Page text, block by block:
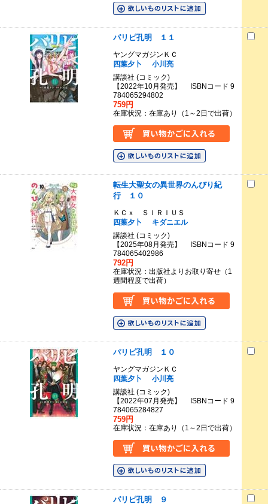
パリピ孔明 １１
ヤングマガジンＫＣ
四葉夕卜
小川亮
講談社 (コミック)
【2022年10月発売】 ISBNコード 9
784065294802
759円
在庫状況：在庫あり（1～2日で出荷）
転生大聖女の異世界のんびり紀
行 １０
ＫＣｘ ＳＩＲＩＵＳ
四葉夕卜
キダニエル
講談社 (コミック)
【2025年08月発売】 ISBNコード 9
784065402986
792円
在庫状況：出版社よりお取り寄せ（1
週間程度で出荷）
パリピ孔明 １０
ヤングマガジンＫＣ
四葉夕卜
小川亮
講談社 (コミック)
【2022年07月発売】 ISBNコード 9
784065284827
759円
在庫状況：在庫あり（1～2日で出荷）
パリピ孔明 ９